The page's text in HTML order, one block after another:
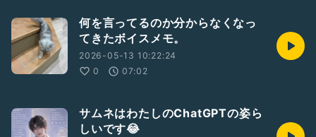
何を言ってるのか分からなくなっ
てきたボイスメモ。
2026-05-13 10:22:24
0
07:02
サムネはわたしのChatGPTの姿ら
しいです😂